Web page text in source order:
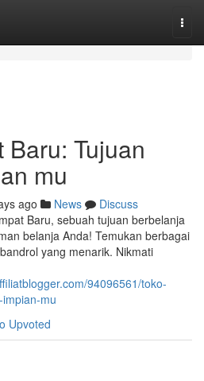
Baru: Tujuan
mu
ago News
Discuss
Baru, sebuah tujuan berbelanja
belanja Anda! Temukan berbagai
yang menarik. Nikmati
94096561/toko-
mu
Upvoted